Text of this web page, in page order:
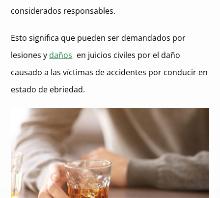
considerados responsables.
Esto significa que pueden ser demandados por
lesiones y daños en juicios civiles por el daño
causado a las víctimas de accidentes por conducir en
estado de ebriedad.